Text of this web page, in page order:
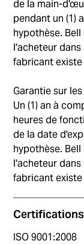
de la main-
pendant un (1)
hypothèse.
l'acheteur
fabricant
Garantie sur
Un (1) an à
heures de
de la date
hypothèse.
l'acheteur
fabricant
Certifications
ISO 9001:2008